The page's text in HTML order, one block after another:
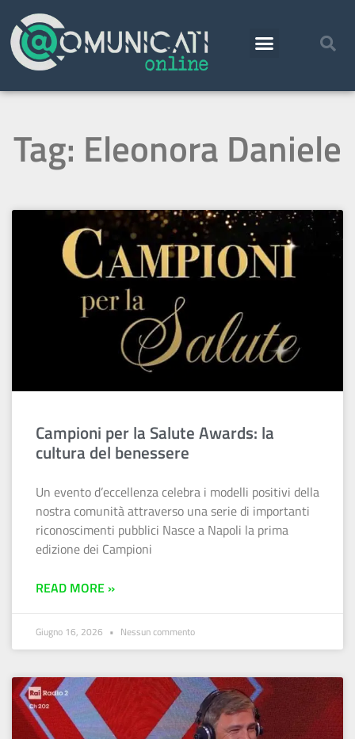
Tag: Eleonora Daniele
Campioni per la Salute Awards: la
cultura del benessere
Un evento d’eccellenza celebra i modelli positivi della
nostra comunità attraverso una serie di importanti
riconoscimenti pubblici Nasce a Napoli la prima
edizione dei Campioni
READ MORE »
Giugno 16, 2026 Nessun commento